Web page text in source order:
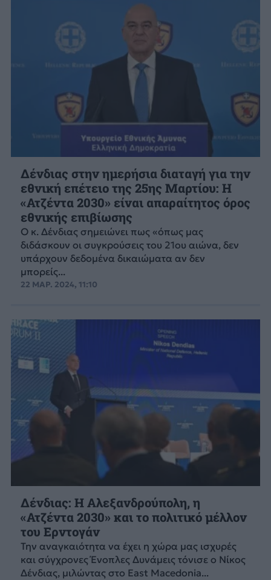
Δένδιας στην ημερήσια διαταγή για την
εθνική επέτειο της 25ης Μαρτίου: Η
«Ατζέντα 2030» είναι απαραίτητος όρος
εθνικής επιβίωσης
Ο κ. Δένδιας σημειώνει πως «όπως μας
διδάσκουν οι συγκρούσεις του 21ου αιώνα, δεν
υπάρχουν δεδομένα δικαιώματα αν δεν
μπορείς...
22 ΜΑΡ. 2024, 11:10
Δένδιας: Η Αλεξανδρούπολη, η
«Ατζέντα 2030» και το πολιτικό μέλλον
του Ερντογάν
Την αναγκαιότητα να έχει η χώρα μας ισχυρές
και σύγχρονες Ένοπλες Δυνάμεις τόνισε ο Νίκος
Δένδιας, μιλώντας στο East Macedonia...